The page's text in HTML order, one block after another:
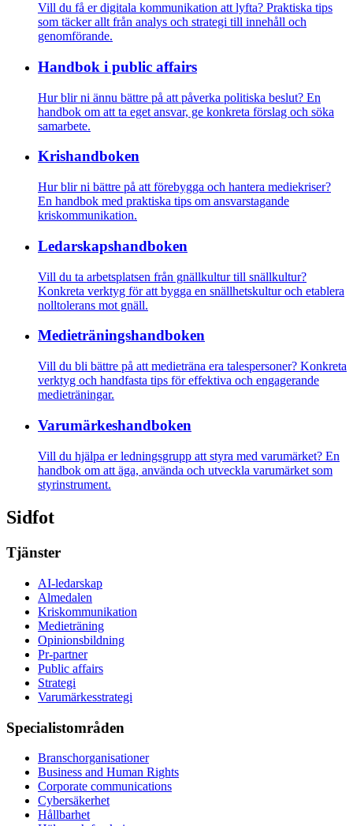
Vill du få er digitala kommunikation att lyfta? Praktiska tips
som täcker allt från analys och strategi till innehåll och
genomförande.
Handbok i public affairs
Hur blir ni ännu bättre på att påverka politiska beslut? En
handbok om att ta eget ansvar, ge konkreta förslag och söka
samarbete.
Krishandboken
Hur blir ni bättre på att förebygga och hantera mediekriser?
En handbok med praktiska tips om ansvarstagande
kriskommunikation.
Ledarskaps­­handboken
Vill du ta arbetsplatsen från gnällkultur till snällkultur?
Konkreta verktyg för att bygga en snällhetskultur och etablera
nolltolerans mot gnäll.
Medietränings­­­handboken
Vill du bli bättre på att medieträna era talespersoner? Konkreta
verktyg och handfasta tips för effektiva och engagerande
medieträningar.
Varumärkes­handboken
Vill du hjälpa er ledningsgrupp att styra med varumärket? En
handbok om att äga, använda och utveckla varumärket som
styrinstrument.
Sidfot
Tjänster
AI-ledarskap
Almedalen
Kris­kommunikation
Medieträning
Opinionsbildning
Pr-partner
Public affairs
Strategi
Varumärkesstrategi
Specialistområden
Branschorganisationer
Business and Human Rights
Corporate communications
Cybersäkerhet
Hållbarhet